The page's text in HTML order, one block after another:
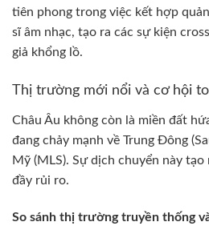
tiên phong trong việc kết hợp
sĩ âm nhạc, tạo ra các sự kiện
giả khổng lồ.
Thị trường mới nổi và cơ hội
Châu Âu không còn là miền đất
đang chảy mạnh về Trung Đông
Mỹ (MLS). Sự dịch chuyển này
đầy rủi ro.
So sánh thị trường truyền thống